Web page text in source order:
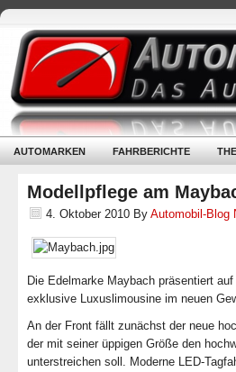
AUTOMARKEN FAHRBERICHTE
Modellpflege am
4. Oktober 2010 By Automobil-Blog
Die Edelmarke Maybach präsentiert
exklusive Luxuslimousine im neuen
An der Front fällt zunächst der neue
der mit seiner üppigen Größe den
unterstreichen soll. Moderne LED-